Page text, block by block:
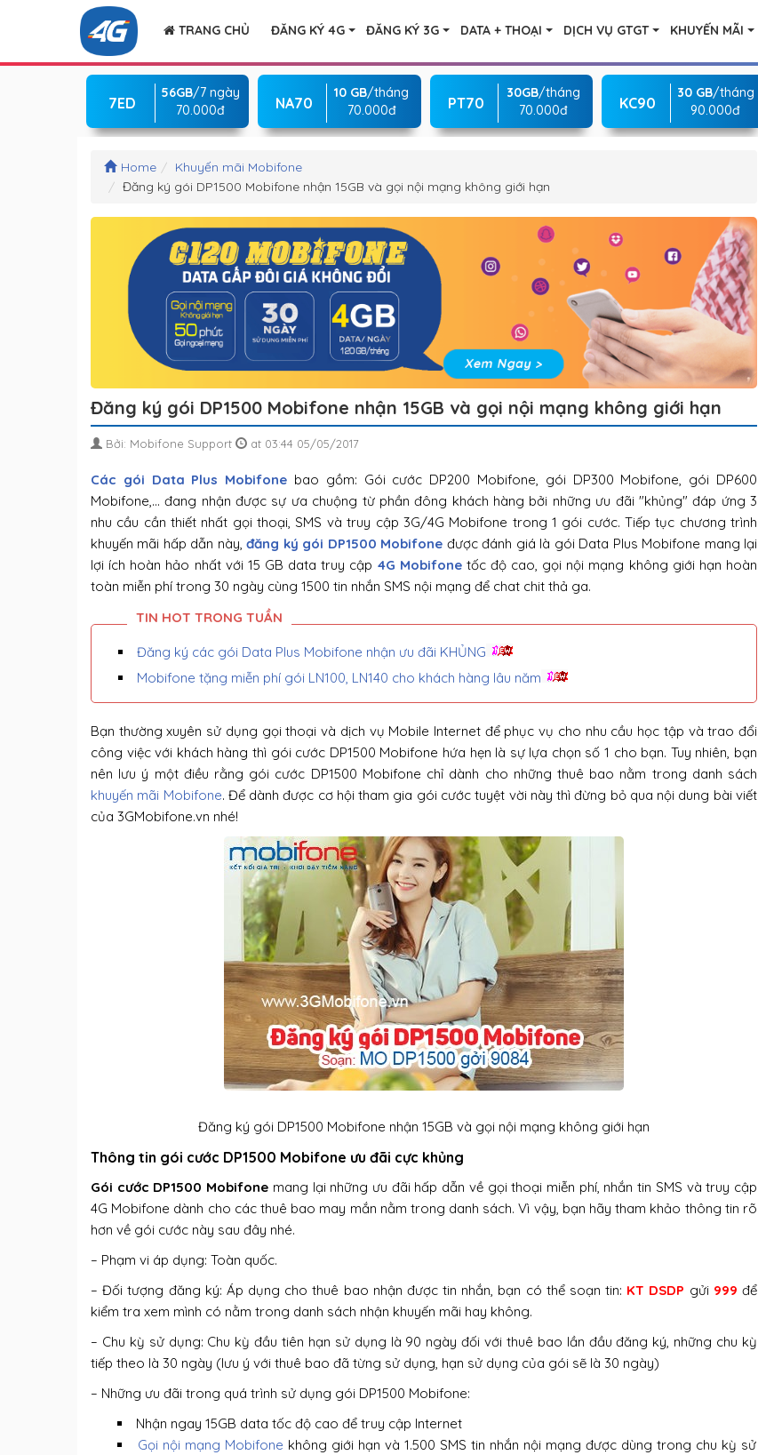
TRANG CHỦ ĐĂNG KÝ 4G ĐĂNG KÝ 3G DATA + THOẠI DỊCH VỤ GTGT KHUYẾN MÃI
7ED
56GB/7 ngày
70.000đ
NA70
10 GB/tháng
70.000đ
PT70
30GB/tháng
70.000đ
KC90
30 GB/tháng
90.000đ
Home
Khuyến mãi Mobifone
Đăng ký gói DP1500 Mobifone nhận 15GB và gọi nội mạng không giới hạn
Đăng ký gói DP1500 Mobifone nhận 15GB và gọi nội mạng không giới hạn
Bởi: Mobifone Support at 03:44 05/05/2017
Các gói Data Plus Mobifone bao gồm: Gói cước DP200 Mobifone, gói DP300 Mobifone, gói DP600
Mobifone,… đang nhận được sự ưa chuộng từ phần đông khách hàng bởi những ưu đãi "khủng" đáp ứng 3
nhu cầu cần thiết nhất gọi thoại, SMS và truy cập 3G/4G Mobifone trong 1 gói cước. Tiếp tục chương trình
khuyến mãi hấp dẫn này,đăng ký gói DP1500 Mobifone được đánh giá là gói Data Plus Mobifone mang lại
lợi ích hoàn hảo nhất với 15 GB data truy cập 4G Mobifonetốc độ cao, gọi nội mạng không giới hạn hoàn
toàn miễn phí trong 30 ngày cùng 1500 tin nhắn SMS nội mạng để chat chit thả ga.
Đăng ký các gói Data Plus Mobifone nhận ưu đãi KHỦNG
Mobifone tặng miễn phí gói LN100, LN140 cho khách hàng lâu năm
Bạn thường xuyên sử dụng gọi thoại và dịch vụ Mobile Internet để phục vụ cho nhu cầu học tập và trao đổi
công việc với khách hàng thì gói cước DP1500 Mobifone hứa hẹn là sự lựa chọn số 1 cho bạn. Tuy nhiên, bạn
nên lưu ý một điều rằng gói cước DP1500 Mobifone chỉ dành cho những thuê bao nằm trong danh sách
khuyến mãi Mobifone. Để dành được cơ hội tham gia gói cước tuyệt vời này thì đừng bỏ qua nội dung bài viết
của 3GMobifone.vn nhé!
Đăng ký gói DP1500 Mobifone nhận 15GB và gọi nội mạng không giới hạn
Thông tin gói cước DP1500 Mobifone ưu đãi cực khủng
Gói cước DP1500 Mobifone mang lại những ưu đãi hấp dẫn về gọi thoại miễn phí, nhắn tin SMS và truy cập
4G Mobifone dành cho các thuê bao may mắn nằm trong danh sách. Vì vậy, bạn hãy tham khảo thông tin rõ
hơn về gói cước này sau đây nhé.
– Phạm vi áp dụng: Toàn quốc.
– Đối tượng đăng ký: Áp dụng cho thuê bao nhận được tin nhắn, bạn có thể soạn tin: KT DSDP gửi 999 để
kiểm tra xem mình có nằm trong danh sách nhận khuyến mãi hay không.
– Chu kỳ sử dụng: Chu kỳ đầu tiên hạn sử dụng là 90 ngày đối với thuê bao lần đầu đăng ký, những chu kỳ
tiếp theo là 30 ngày (lưu ý với thuê bao đã từng sử dụng, hạn sử dụng của gói sẽ là 30 ngày)
– Những ưu đãi trong quá trình sử dụng gói DP1500 Mobifone:
Nhận ngay 15GB data tốc độ cao để truy cập Internet
Gọi nội mạng Mobifone không giới hạn và 1.500 SMS tin nhắn nội mạng được dùng trong chu kỳ sử